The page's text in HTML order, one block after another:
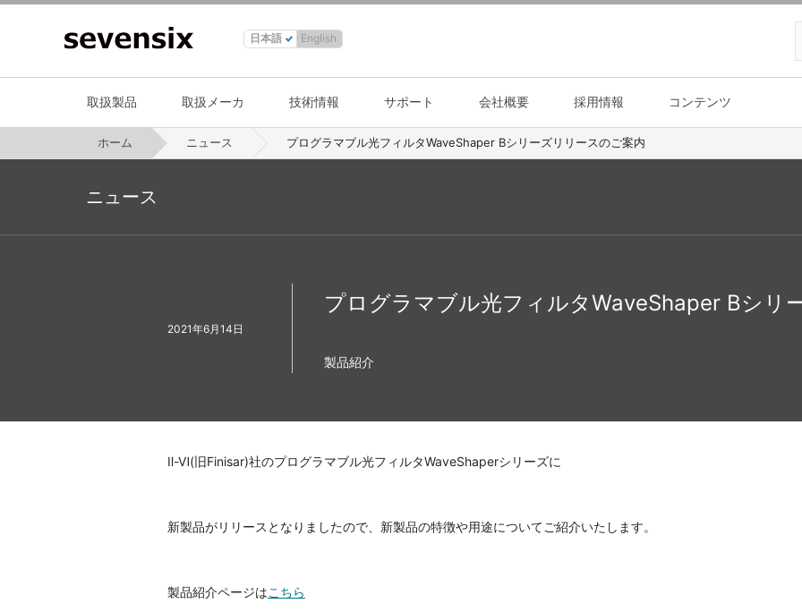
日本語 English
取扱製品 取扱メーカ 技術情報 サポート 会社概要 採用情報 コンテンツ
ホーム ニュース プログラマブル光フィルタWaveShaper Bシリーズリリースのご案内
ニュース
プログラマブル光フィルタWaveShaper Bシリ
製品紹介
2021年6月14日
Ⅱ-Ⅵ(旧Finisar)社のプログラマブル光フィルタWaveShaperシリーズに
新製品がリリースとなりましたので、新製品の特徴や用途についてご紹介いたします。
製品紹介ページはこちら